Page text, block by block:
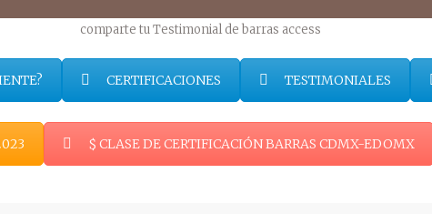
CERTIFICACIONES TESTIMONIALES
$ CLASE DE CERTIFICACIÓN BARRAS CDMX-EDOMX